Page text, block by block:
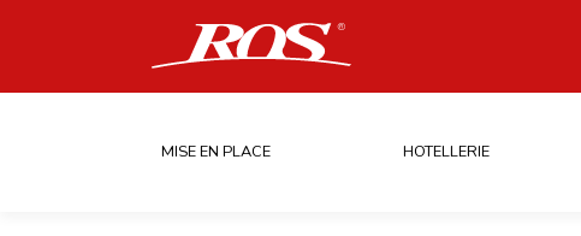
MISE EN PLACE HOTELLERIE